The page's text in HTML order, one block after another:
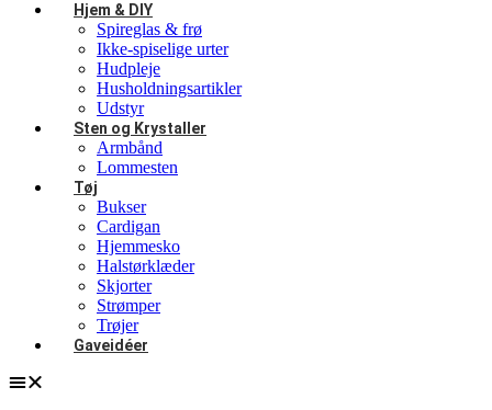
Hjem & DIY
Spireglas & frø
Ikke-spiselige urter
Hudpleje
Husholdningsartikler
Udstyr
Sten og Krystaller
Armbånd
Lommesten
Tøj
Bukser
Cardigan
Hjemmesko
Halstørklæder
Skjorter
Strømper
Trøjer
Gaveidéer